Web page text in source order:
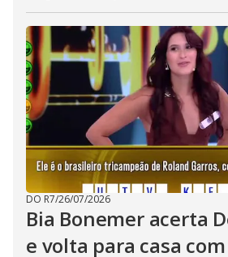
DO R7/26/07/2026
Bia Bonemer acerta
e volta para casa